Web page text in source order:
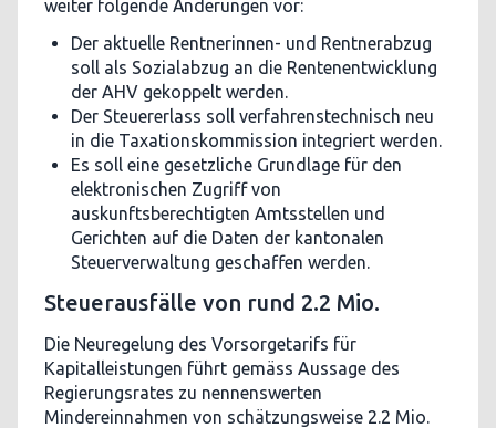
weiter folgende Änderungen vor:
Der aktuelle Rentnerinnen- und Rentnerabzug
soll als Sozialabzug an die Rentenentwicklung
der AHV gekoppelt werden.
Der Steuererlass soll verfahrenstechnisch neu
in die Taxationskommission integriert werden.
Es soll eine gesetzliche Grundlage für den
elektronischen Zugriff von
auskunftsberechtigten Amtsstellen und
Gerichten auf die Daten der kantonalen
Steuerverwaltung geschaffen werden.
Steuerausfälle von rund 2.2 Mio.
Die Neuregelung des Vorsorgetarifs für
Kapitalleistungen führt gemäss Aussage des
Regierungsrates zu nennenswerten
Mindereinnahmen von schätzungsweise 2.2 Mio.